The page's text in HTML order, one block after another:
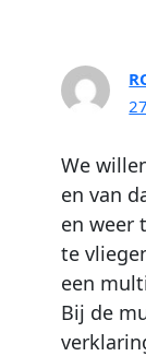
We
en van
en weer
te
een
Bij de